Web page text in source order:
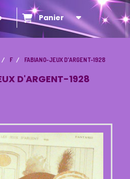
Panier
F FABIANO-JEUX D'ARGENT-1928
D'ARGENT-1928